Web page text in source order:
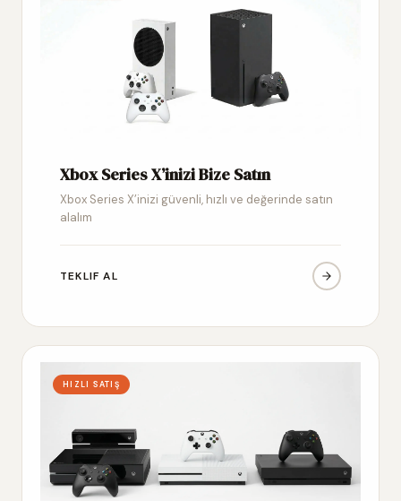
Xbox Series X’inizi Bize Satın
Xbox Series X’inizi güvenli, hızlı ve değerinde satın
alalım
TEKLIF AL
HIZLI SATIŞ